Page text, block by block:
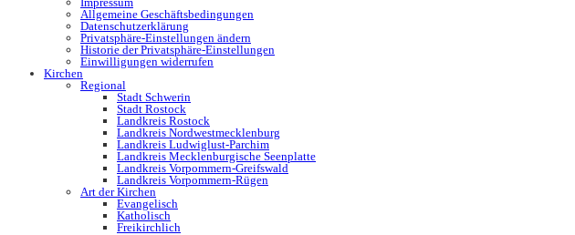
Allgemeine Geschäftsbedingungen
Datenschutzerklärung
Privatsphäre-Einstellungen ändern
Historie der Privatsphäre-Einstellungen
Einwilligungen widerrufen
Kirchen
Regional
Stadt Schwerin
Stadt Rostock
Landkreis Rostock
Landkreis Nordwestmecklenburg
Landkreis Ludwiglust-Parchim
Landkreis Mecklenburgische Seenplatte
Landkreis Vorpommern-Greifswald
Landkreis Vorpommern-Rügen
Art der Kirchen
Evangelisch
Katholisch
Freikirchlich